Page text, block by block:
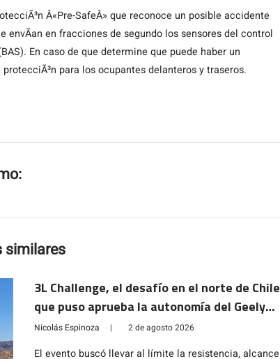
Â«Pre-SafeÂ» que reconoce un posible accidente
envÃ­an en fracciones de segundo los sensores del control
En caso de que determine que puede haber un
para los ocupantes delanteros y traseros.
similares
3L Challenge, el desafío en el norte de Chile
que puso aprueba la autonomía del Geely
EX5 EM-i
Nicolás Espinoza | 2 de agosto 2026
El evento buscó llevar al límite la resistencia, alcance